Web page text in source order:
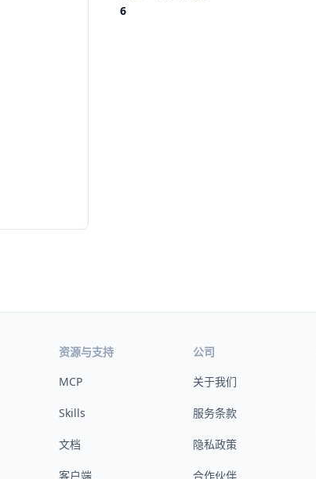
6
资源与支持
MCP
Skills
文档
客户端
公司
关于我们
服务条款
隐私政策
合作伙伴